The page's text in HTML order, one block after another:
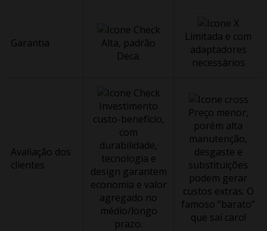
Garantia
Alta, padrão
Deca.
Limitada e com
adaptadores
necessários
Avaliação dos
clientes
Investimento
custo-benefício,
com
durabilidade,
tecnologia e
design garantem
economia e valor
agregado no
médio/longo
prazo.
Preço menor,
porém alta
manutenção,
desgaste e
substituições
podem gerar
custos extras. O
famoso “barato”
que sai caro!